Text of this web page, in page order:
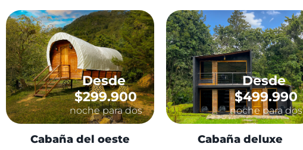
Desde
$299.900
noche para dos
Cabaña del oeste
Desde
$499.990
noche para dos
Cabaña deluxe